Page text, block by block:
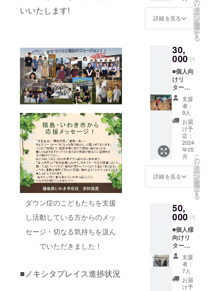
いいたします!
ダウン症のこどもたちを支援
し活動している方からのメッ
セージ・切なる気持ちを汲ん
でいただきました！
■ノキシタプレイス進捗状況
をご記
載下さ
お名前
をご記
載下さ
い。 ・
ページ
でお名
前を掲
載させ
ていた
だきま
す。お
名前掲
載をご
希望の
場合、
備考欄
に「掲
載希望/
お名
前」を
ご記載
ター登
録証を
お送り
しま
す。コ
ミュニ
ティカ
フェの
全ドリ
ンクが
発行か
詳細を見る
の
リ
タ
ー
ン
を
選
択
す
る
30,
000 円
■個人向
けリ
ターン
・お礼
のメー
ルを差
し上げ
ます。
差し支
えなけ
れば備
考欄に
お名前
をご記
載下さ
い。 ・
ページ
でお名
前を掲
載させ
て頂き
ます。
お名前
掲載を
ご希望
の場
合、備
支援
者：
9人
お届
け予
定：
2024
年05
月
詳細を見る
こ
の
リ
タ
ー
ン
を
選
択
す
る
50,
000 円
■個人様
向けリ
ターン
・お礼
のメー
ルを差
し上げ
ます。
支援
者：
7人
お届
け予